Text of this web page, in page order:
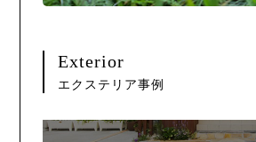
Exterior
エクステリア事例